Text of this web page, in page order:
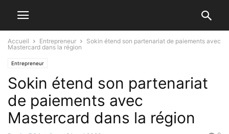
Accueil Entrepreneur
Sokin étend son partenariat de paiements avec
Mastercard dans la région
Entrepreneur
Sokin étend son partenariat
de paiements avec
Mastercard dans la région